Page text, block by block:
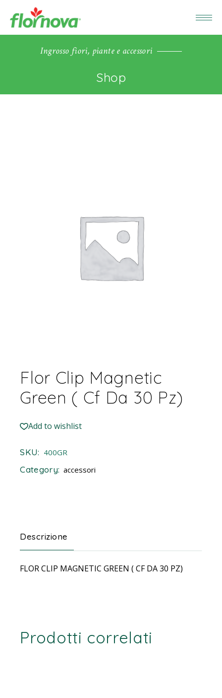
Ingrosso fiori, piante e accessori
Shop
Flor Clip Magnetic
Green ( Cf Da 30 Pz)
Add to wishlist
SKU: 400GR
Category: accessori
Descrizione
FLOR CLIP MAGNETIC GREEN ( CF DA 30 PZ)
Prodotti correlati